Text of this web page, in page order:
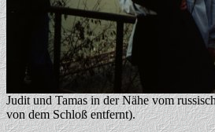
Judit und Tamas in der Nähe vom
von dem Schloß entfernt).